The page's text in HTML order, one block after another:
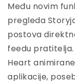
Među novim
pregleda
postova
feedu
Heart
aplikacije,